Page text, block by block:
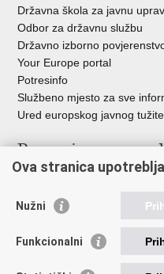
Državna škola za javnu
Odbor za državnu službu
Državno izborno
Your Europe portal
Potresinfo
Službeno mjesto za sve
Ured europskog javnog
Poveznice
Državno odvjetništvo
Ured za suzbijanje korupcije
Državnoodvjetničko vijeće
Ova stranica
Nužni
Funkcionalni